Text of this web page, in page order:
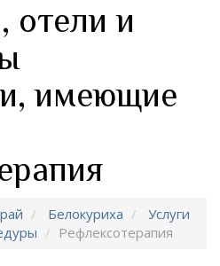
отели и
имеющие
Белокуриха
Услуги
Рефлексотерапия